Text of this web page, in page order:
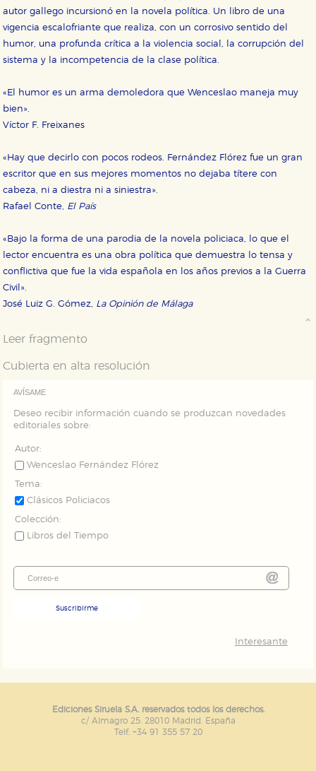
autor gallego incursionó en la novela política. Un libro de una
vigencia escalofriante que realiza, con un corrosivo sentido del
humor, una profunda crítica a la violencia social, la corrupción del
sistema y la incompetencia de la clase política.
«El humor es un arma demoledora que Wenceslao maneja muy
bien».
Víctor F. Freixanes
«Hay que decirlo con pocos rodeos. Fernández Flórez fue un gran
escritor que en sus mejores momentos no dejaba títere con
cabeza, ni a diestra ni a siniestra».
Rafael Conte, El País
«Bajo la forma de una parodia de la novela policiaca, lo que el
lector encuentra es una obra política que demuestra lo tensa y
conflictiva que fue la vida española en los años previos a la Guerra
Civil».
José Luiz G. Gómez, La Opinión de Málaga
Leer fragmento
Cubierta en alta resolución
AVÍSAME
Deseo recibir información cuando se produzcan novedades
editoriales sobre:
Autor:
Wenceslao Fernández Flórez
Tema:
Clásicos Policiacos
Colección:
Libros del Tiempo
Suscribirme
Interesante
Ediciones Siruela S.A. reservados todos los derechos.
c/ Almagro 25. 28010 Madrid. España
Telf. +34 91 355 57 20
Estas cookies se utilizan para mejorar su experiencia
de navegación y optimizar el funcionamiento de
servicios para que no tenga que reconfigurarlos cada
vez que nos visita. La información es agregada y, por lo
Cookies de publicidad y redes sociales
relevante para sus intereses en otros sitios. No
navegador y dispositivo de internet.
Puede consultar nuestrapolítica de cookies